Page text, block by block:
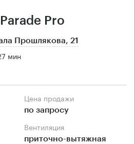
Pro
Прошлякова, 21
мин
Цена продажи
по запросу
Вентиляция
приточно-вытяжная